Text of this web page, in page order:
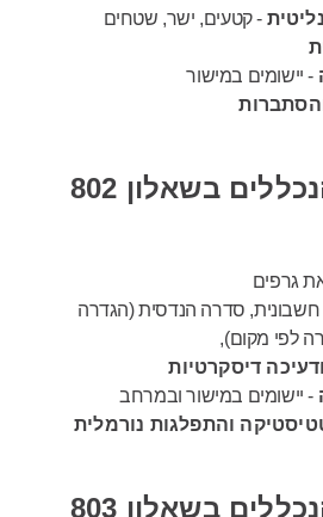
- קטעים, ישר, שטחים
- יישומים במישור
הנושאים הנכללים בשאלון 802
גרפים
סדרה הנדסית (הגדרה
לפי מקום),
דיסקרטיות
- יישומים במישור ובמרחב
והתפלגות נורמלית
הנושאים הנכללים בשאלון 803